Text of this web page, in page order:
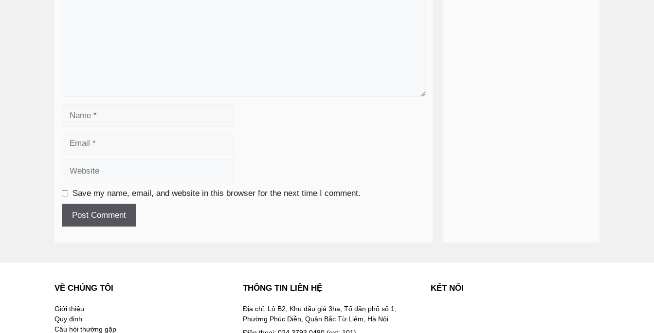
Save my name, email, and website in this browser for the next time I comment.
VỀ CHÚNG TÔI
Giới thiệu
Quy định
Câu hỏi thường gặp
THÔNG TIN LIÊN HỆ
Địa chỉ: Lô B2, Khu đấu giá 3ha, Tổ dân phố số 1,
Phường Phúc Diễn, Quận Bắc Từ Liêm, Hà Nội
KẾT NỐI